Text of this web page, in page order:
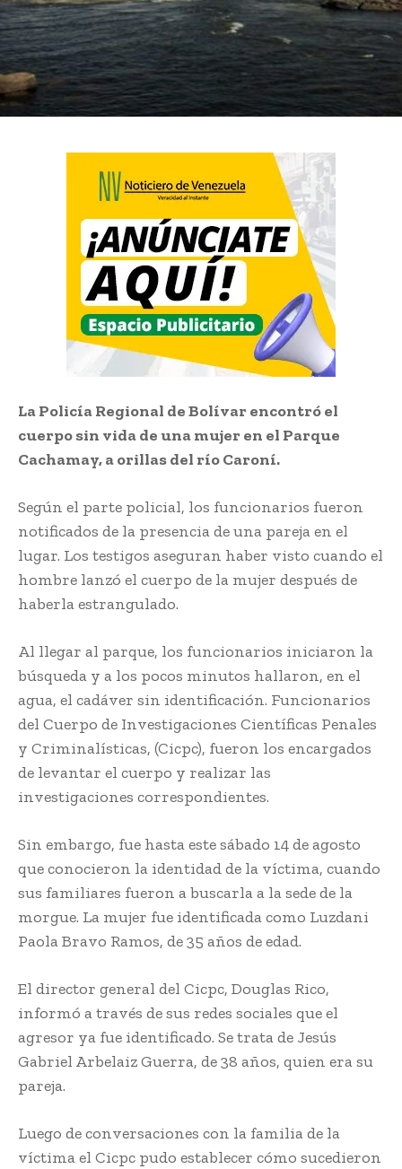
La Policía Regional de Bolívar encontró el
cuerpo sin vida de una mujer en el Parque
Cachamay, a orillas del río Caroní.
Según el parte policial, los funcionarios fueron
notificados de la presencia de una pareja en el
lugar. Los testigos aseguran haber visto cuando el
hombre lanzó el cuerpo de la mujer después de
haberla estrangulado.
Al llegar al parque, los funcionarios iniciaron la
búsqueda y a los pocos minutos hallaron, en el
agua, el cadáver sin identificación. Funcionarios
del Cuerpo de Investigaciones Científicas Penales
y Criminalísticas, (Cicpc), fueron los encargados
de levantar el cuerpo y realizar las
investigaciones correspondientes.
Sin embargo, fue hasta este sábado 14 de agosto
que conocieron la identidad de la víctima, cuando
sus familiares fueron a buscarla a la sede de la
morgue. La mujer fue identificada como Luzdani
Paola Bravo Ramos, de 35 años de edad.
El director general del Cicpc, Douglas Rico,
informó a través de sus redes sociales que el
agresor ya fue identificado. Se trata de Jesús
Gabriel Arbelaiz Guerra, de 38 años, quien era su
pareja.
Luego de conversaciones con la familia de la
víctima el Cicpc pudo establecer cómo sucedieron